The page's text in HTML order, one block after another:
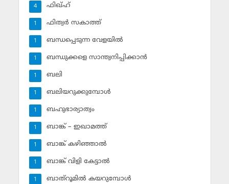
ഫിഖ്ഹ്‌
4
ഫിത്വര്‍ സകാത്ത്‌
1
ബന്ധപ്പെടുന്ന വേളയില്‍
1
ബന്ധുക്കളെ സാന്ത്വനിപ്പിക്കാന്‍
1
ബലി
1
ബലിയറുക്കുമ്പോള്‍
1
ബഹുഭാര്യാത്വം
1
ബാങ്ക് – ഇഖാമത്ത്
1
ബാങ്ക് കഴിഞ്ഞാല്‍
1
ബാങ്ക് വിളി കേട്ടാല്‍
1
ബാത്‌റൂമില്‍ കയറുമ്പോള്‍
1